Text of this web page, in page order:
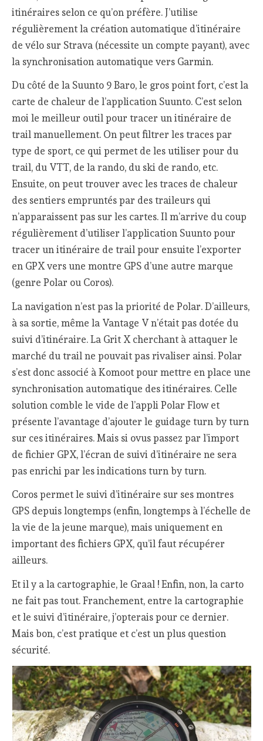
itinéraires selon ce qu’on préfère. J’utilise
régulièrement la création automatique d’itinéraire
de vélo sur Strava (nécessite un compte payant), avec
la synchronisation automatique vers Garmin.
Du côté de la Suunto 9 Baro, le gros point fort, c’est la
carte de chaleur de l’application Suunto. C’est selon
moi le meilleur outil pour tracer un itinéraire de
trail manuellement. On peut filtrer les traces par
type de sport, ce qui permet de les utiliser pour du
trail, du VTT, de la rando, du ski de rando, etc.
Ensuite, on peut trouver avec les traces de chaleur
des sentiers empruntés par des traileurs qui
n’apparaissent pas sur les cartes. Il m’arrive du coup
régulièrement d’utiliser l’application Suunto pour
tracer un itinéraire de trail pour ensuite l’exporter
en GPX vers une montre GPS d’une autre marque
(genre Polar ou Coros).
La navigation n’est pas la priorité de Polar. D’ailleurs,
à sa sortie, même la Vantage V n’était pas dotée du
suivi d’itinéraire. La Grit X cherchant à attaquer le
marché du trail ne pouvait pas rivaliser ainsi. Polar
s’est donc associé à Komoot pour mettre en place une
synchronisation automatique des itinéraires. Celle
solution comble le vide de l’appli Polar Flow et
présente l’avantage d’ajouter le guidage turn by turn
sur ces itinéraires. Mais si ovus passez par l’import
de fichier GPX, l’écran de suivi d’itinéraire ne sera
pas enrichi par les indications turn by turn.
Coros permet le suivi d’itinéraire sur ses montres
GPS depuis longtemps (enfin, longtemps à l’échelle de
la vie de la jeune marque), mais uniquement en
important des fichiers GPX, qu’il faut récupérer
ailleurs.
Et il y a la cartographie, le Graal ! Enfin, non, la carto
ne fait pas tout. Franchement, entre la cartographie
et le suivi d’itinéraire, j’opterais pour ce dernier.
Mais bon, c’est pratique et c’est un plus question
sécurité.